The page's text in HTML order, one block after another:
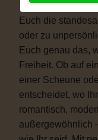
Trauung nicht
Euch die
oder zu
Euch genau das,
Freiheit. Ob auf
einer Scheune
entscheidet, wo
romantisch,
außergewöhnlich